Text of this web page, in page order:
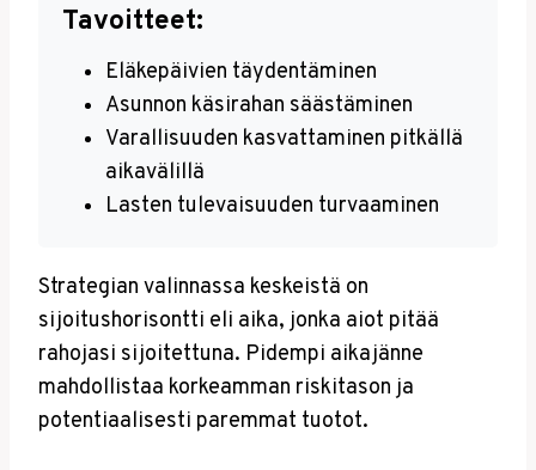
Tavoitteet:
Eläkepäivien täydentäminen
Asunnon käsirahan säästäminen
Varallisuuden kasvattaminen pitkällä
aikavälillä
Lasten tulevaisuuden turvaaminen
Strategian valinnassa keskeistä on
sijoitushorisontti eli aika, jonka aiot pitää
rahojasi sijoitettuna. Pidempi aikajänne
mahdollistaa korkeamman riskitason ja
potentiaalisesti paremmat tuotot.